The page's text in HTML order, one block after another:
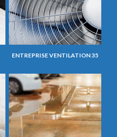
ENTREPRISE VENTILATION 35